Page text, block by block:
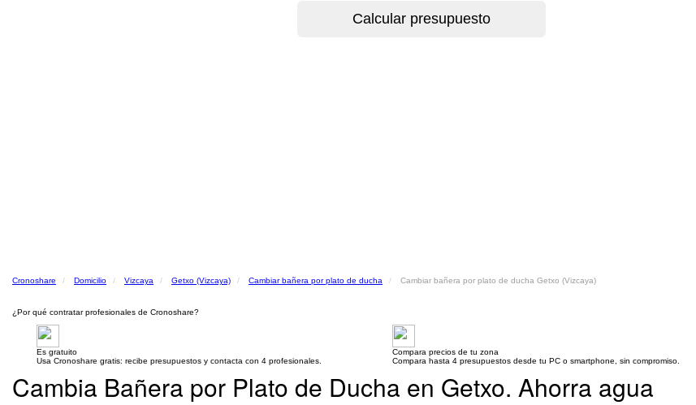
Cronoshare Domicilio Vizcaya Getxo (Vizcaya) Cambiar bañera por plato de ducha Cambiar bañera por plato de ducha Getxo (Vizcaya)
¿Por qué contratar profesionales de Cronoshare?
Es gratuito
Usa Cronoshare gratis: recibe presupuestos y contacta con 4 profesionales.
Compara precios de tu zona
Compara hasta 4 presupuestos desde tu PC o smartphone, sin compromiso.
Cambia Bañera por Plato de Ducha en Getxo. Ahorra agua